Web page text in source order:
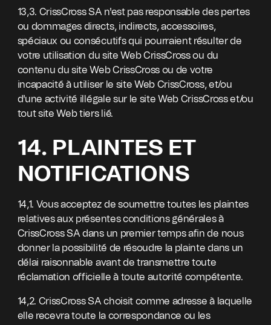
13,3. CrissCross SA n'est pas responsable des pertes
ou dommages directs, indirects, accessoires,
spéciaux ou consécutifs qui pourraient résulter de
votre utilisation du site Web CrissCross ou du
contenu du site Web CrissCross ou de votre
incapacité à utiliser le site Web CrissCross, et/ou
d'une activité illégale sur le site Web CrissCross et/ou
tout site Web tiers lié.
14. PLAINTES ET
NOTIFICATIONS
14,1. Vous acceptez de soumettre toutes les plaintes
relatives aux présentes conditions générales à
CrissCross SA dans un premier temps afin de nous
donner la possibilité de résoudre la plainte dans un
délai raisonnable avant de transmettre toute
réclamation officielle à toute autorité compétente.
14,2. CrissCross SA choisit comme adresse à laquelle
elle recevra toute la correspondance ou les